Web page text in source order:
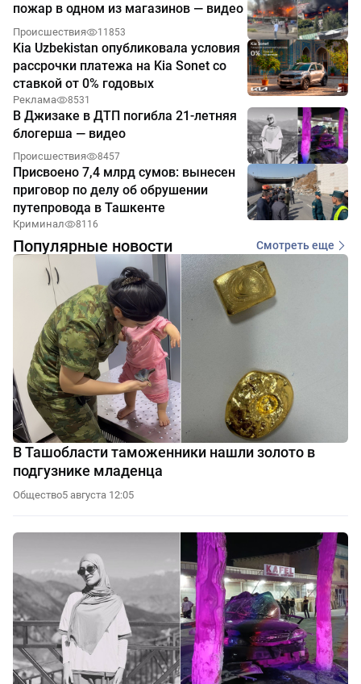
пожар в одном из магазинов — видео
Происшествия 11853
Kia Uzbekistan опубликовала условия
рассрочки платежа на Kia Sonet со
ставкой от 0% годовых
Реклама 8531
В Джизаке в ДТП погибла 21-летняя
блогерша — видео
Происшествия 8457
Присвоено 7,4 млрд сумов: вынесен
приговор по делу об обрушении
путепровода в Ташкенте
Криминал 8116
Популярные новости Смотреть еще
В Ташобласти таможенники нашли золото в
подгузнике младенца
Общество5 августа 12:05